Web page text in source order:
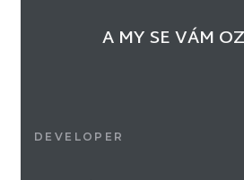
A MY SE VÁM
DEVELOPER